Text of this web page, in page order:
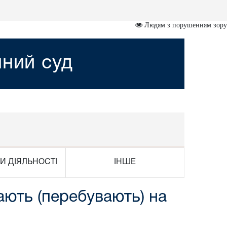
Людям з порушенням зору
суд
ДІЯЛЬНОСТІ ІНШЕ
(перебувають) на